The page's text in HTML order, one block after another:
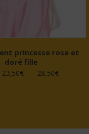
princesse rose et
doré fille
23,50€ – 28,50€Plage